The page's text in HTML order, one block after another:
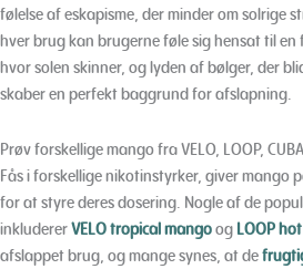
følelse af eskapisme, der minder om solrige
hver brug kan brugerne føle sig hensat til
hvor solen skinner, og lyden af bølger, der
skaber en perfekt baggrund for afslapning.
Prøv forskellige mango fra VELO, LOOP, CUBA
Fås i forskellige nikotinstyrker, giver mango
for at styre deres dosering. Nogle af de
inkludererVELO tropical mangoog LOOP
afslappet brug, og mange synes, at de